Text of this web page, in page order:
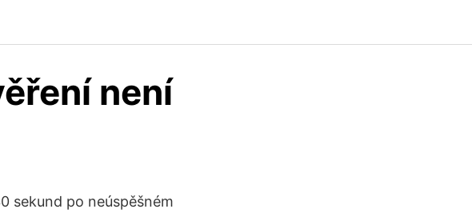
není
sekund po neúspěšném